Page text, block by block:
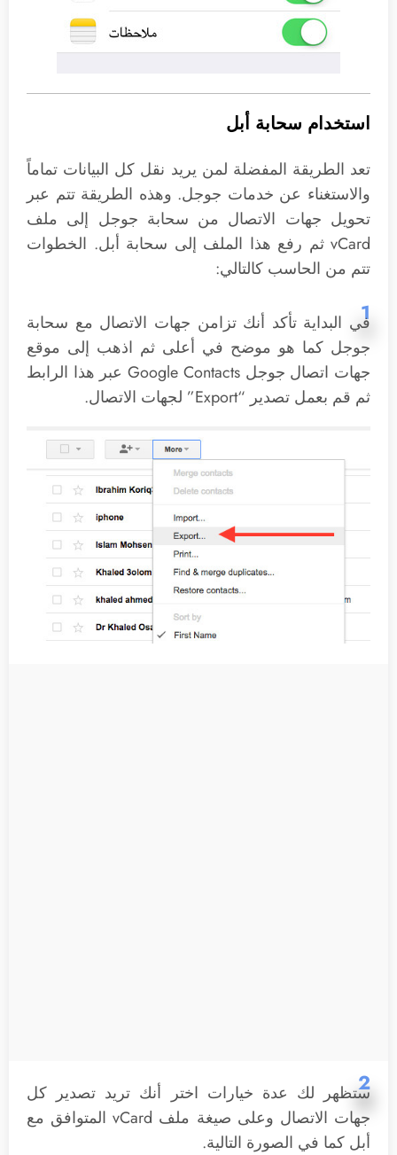
استخدام سحابة أبل
تعد الطريقة المفضلة لمن يريد نقل كل البيانات تماماً
والاستغناء عن خدمات جوجل. وهذه الطريقة تتم عبر
تحويل جهات الاتصال من سحابة جوجل إلى ملف
vCard ثم رفع هذا الملف إلى سحابة أبل. الخطوات
تتم من الحاسب كالتالي:
1
في البداية تأكد أنك تزامن جهات الاتصال مع سحابة
جوجل كما هو موضح في أعلى ثم اذهب إلى موقع
جهات اتصال جوجل Google Contacts عبر هذا الرابط
ثم قم بعمل تصدير “Export” لجهات الاتصال.
2
ستظهر لك عدة خيارات اختر أنك تريد تصدير كل
جهات الاتصال وعلى صيغة ملف vCard المتوافق مع
أبل كما في الصورة التالية.